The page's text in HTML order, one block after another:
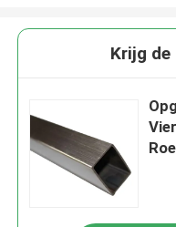
Krijg